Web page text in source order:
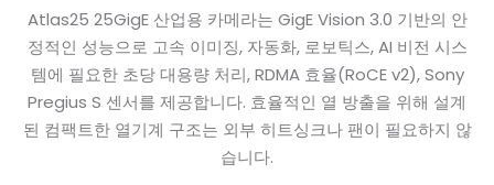
Atlas25 25GigE 산업용 카메라는 GigE Vision 3.0 기반의 안
정적인 성능으로 고속 이미징, 자동화, 로보틱스, AI 비전 시스
템에 필요한 초당 대용량 처리, RDMA 효율(RoCE v2), Sony
Pregius S 센서를 제공합니다. 효율적인 열 방출을 위해 설계
된 컴팩트한 열기계 구조는 외부 히트싱크나 팬이 필요하지 않
습니다.